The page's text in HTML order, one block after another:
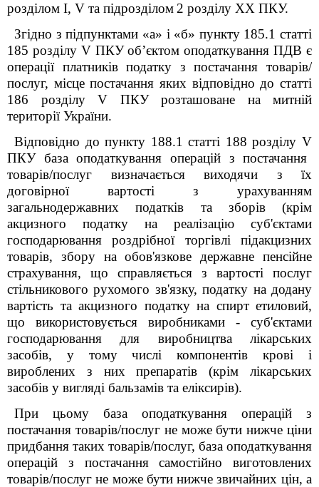
розділом І, V та підрозділом 2 розділу XX ПКУ.
Згідно з підпунктами «а» і «б» пункту 185.1 статті
185 розділу V ПКУоб’єктом оподаткування ПДВ є
операції платників податку з постачання товарів/
послуг, місце постачання яких відповідно до статті
186 розділу V ПКУрозташоване на митній
території України.
Відповідно до пункту 188.1 статті 188 розділу V
ПКУ база оподаткування операцій з постачання
товарів/послуг визначається виходячи з їх
договірної вартості з урахуванням
загальнодержавних податків та зборів (крім
акцизного податку на реалізацію суб'єктами
господарювання роздрібної торгівлі підакцизних
товарів, збору на обов'язкове державне пенсійне
страхування, що справляється з вартості послуг
стільникового рухомого зв'язку, податку на додану
вартість та акцизного податку на спирт етиловий,
що використовується виробниками - суб'єктами
господарювання для виробництва лікарських
засобів, у тому числі компонентів крові і
вироблених з них препаратів (крім лікарських
засобів у вигляді бальзамів та еліксирів).
При цьому база оподаткування операцій з
постачання товарів/послуг не може бути нижче ціни
придбання таких товарів/послуг, база оподаткування
операцій з постачання самостійно виготовлених
товарів/послуг не може бути нижче звичайних цін, а